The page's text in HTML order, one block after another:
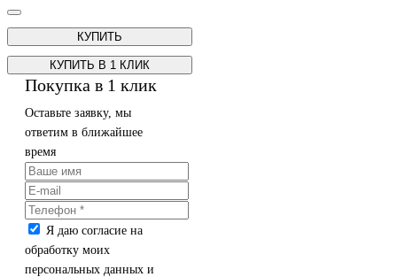
КУПИТЬ В 1 КЛИК
Покупка в 1 клик
Оставьте заявку, мы
ответим в ближайшее
время
Я даю согласие на
обработку моих
персональных данных и